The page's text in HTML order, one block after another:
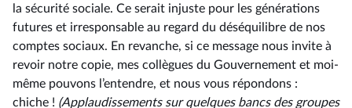
la sécurité sociale. Ce serait injuste pour les générations
futures et irresponsable au regard du déséquilibre de nos
comptes sociaux. En revanche, si ce message nous invite à
revoir notre copie, mes collègues du Gouvernement et moi-
même pouvons l’entendre, et nous vous répondons :
chiche ! (Applaudissements sur quelques bancs des groupes